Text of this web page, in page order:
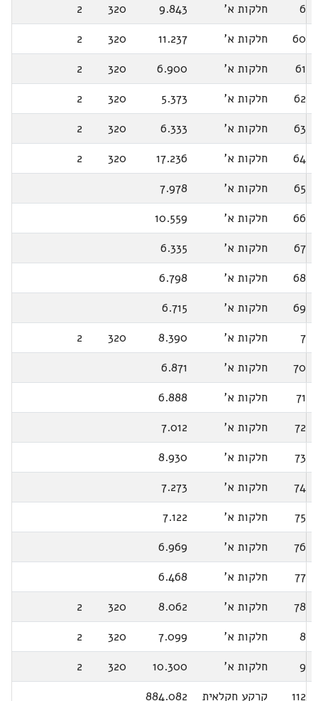
6
חלקות א' 9.843
320
2
60
חלקות א' 11.237
320
2
61
חלקות א' 6.900
320
2
62
חלקות א' 5.373
320
2
63
חלקות א' 6.333
320
2
64
חלקות א' 17.236
320
2
65
חלקות א'
7.978
66
חלקות א'
10.559
67
חלקות א'
6.335
68
חלקות א'
6.798
69
חלקות א'
6.715
7
חלקות א' 8.390
320
2
70
חלקות א'
6.871
71
חלקות א'
6.888
72
חלקות א'
7.012
73
חלקות א'
8.930
74
חלקות א'
7.273
75
חלקות א'
7.122
76
חלקות א'
6.969
77
חלקות א'
6.468
78
חלקות א' 8.062
320
2
8
חלקות א' 7.099
320
2
9
חלקות א' 10.300
320
2
112
קרקע חקלאית 884.082